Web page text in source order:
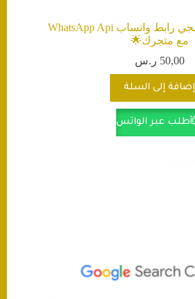
خدمة الربط البرمجي رابط واتساب WhatsApp Api
مع متجرك🌟
50,00 ر.س
إضافة إلى السلة
أطلب عبر الواتس